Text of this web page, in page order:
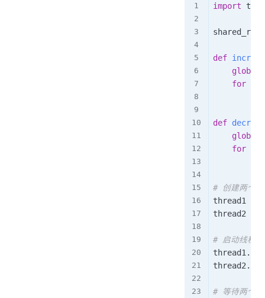
import
def
global
for
def
global
for
# 创建两个线
thread1
thread2
# 启动线程
thread1.
thread2.
# 等待两个